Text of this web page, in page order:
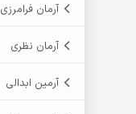
آرمان فرامرزی
آرمان نظری
آرمین ابدالی